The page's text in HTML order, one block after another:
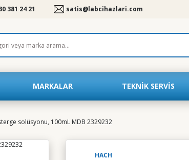
381 24 21 satis@labcihazlari.com
MARKALAR TEKNIK SERVIS
solüsyonu, 100mL MDB 2329232
HACH